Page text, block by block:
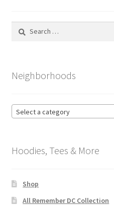
Search
Neighborhoods
Select a category
Hoodies, Tees & More
Shop
All Remember DC Collection